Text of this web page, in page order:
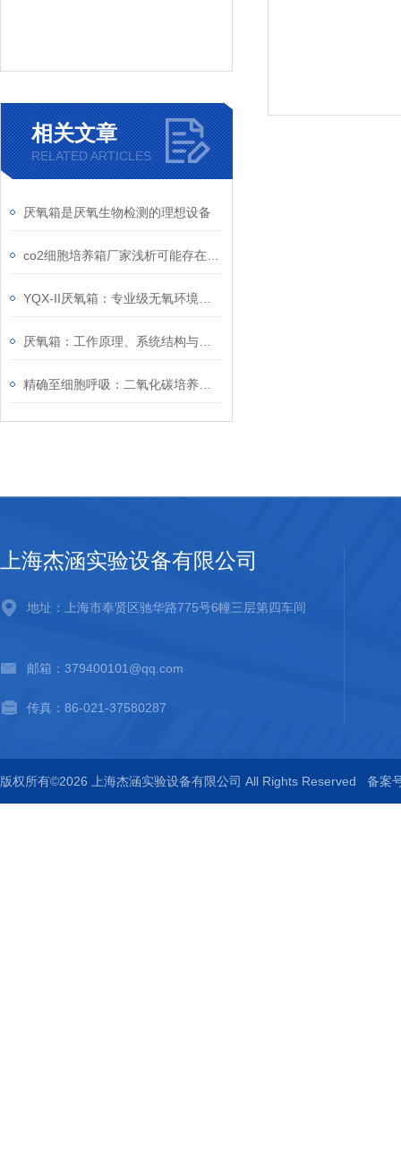
相关文章
RELATED ARTICLES
厌氧箱是厌氧生物检测的理想设备
上海杰涵实验设备有限公司
地址：上海市奉贤区驰华路775号6幢三层第四车间
邮箱：379400101@qq.com
传真：86-021-37580287
版权所有©2026 上海杰涵实验设备有限公司 All Rights Reserved 备案